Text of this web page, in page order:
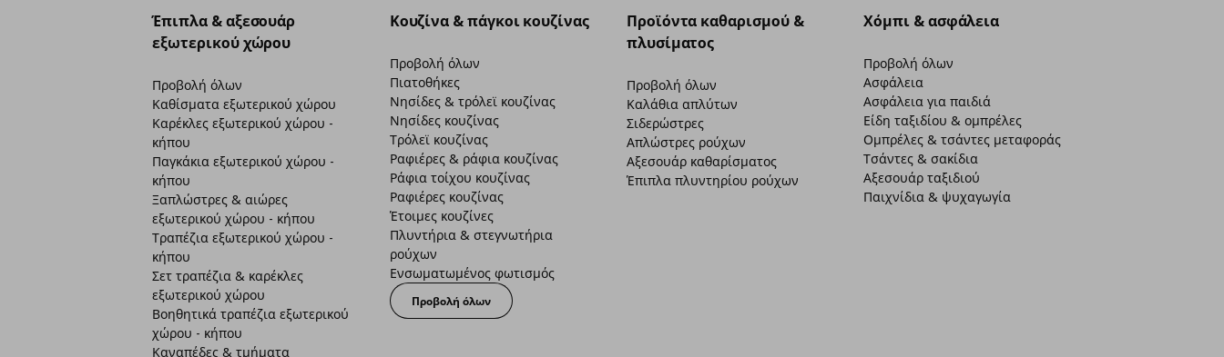
Έπιπλα & αξεσουάρ
εξωτερικού χώρου
Προβολή όλων
Καθίσματα εξωτερικού χώρου
Καρέκλες εξωτερικού χώρου -
κήπου
Παγκάκια εξωτερικού χώρου -
κήπου
Ξαπλώστρες & αιώρες
εξωτερικού χώρου - κήπου
Τραπέζια εξωτερικού χώρου -
κήπου
Σετ τραπέζια & καρέκλες
εξωτερικού χώρου
Βοηθητικά τραπέζια εξωτερικού
χώρου - κήπου
Καναπέδες & τμήματα
Κουζίνα & πάγκοι κουζίνας
Προβολή όλων
Πιατοθήκες
Νησίδες & τρόλεϊ κουζίνας
Νησίδες κουζίνας
Τρόλεϊ κουζίνας
Ραφιέρες & ράφια κουζίνας
Ράφια τοίχου κουζίνας
Ραφιέρες κουζίνας
Έτοιμες κουζίνες
Πλυντήρια & στεγνωτήρια
ρούχων
Ενσωματωμένος φωτισμός
Προβολή όλων
Προϊόντα καθαρισμού &
πλυσίματος
Προβολή όλων
Καλάθια απλύτων
Σιδερώστρες
Απλώστρες ρούχων
Αξεσουάρ καθαρίσματος
Έπιπλα πλυντηρίου ρούχων
Χόμπι & ασφάλεια
Προβολή όλων
Ασφάλεια
Ασφάλεια για παιδιά
Είδη ταξιδίου & ομπρέλες
Ομπρέλες & τσάντες μεταφοράς
Τσάντες & σακίδια
Αξεσουάρ ταξιδιού
Παιχνίδια & ψυχαγωγία